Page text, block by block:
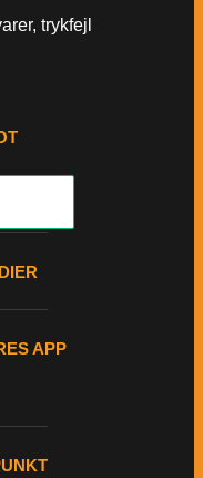
trykfejl
APP